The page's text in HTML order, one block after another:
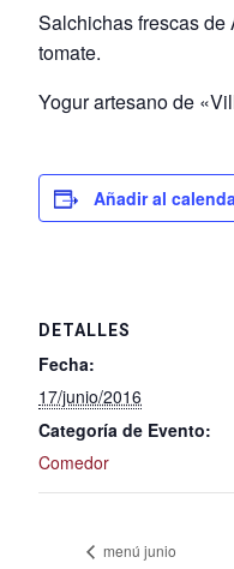
Salchichas frescas
tomate.
Yogur artesano de
Añadir al
DETALLES
Fecha:
17/junio/2016
Categoría de Evento:
Comedor
menú junio